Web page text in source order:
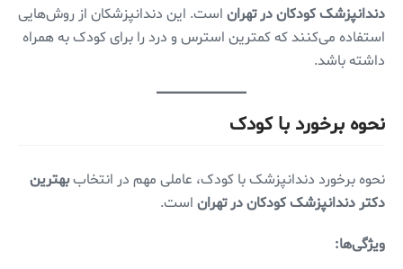
دندانپزشک کودکان در تهران است. این دندانپزشکان از روش‌هایی
استفاده می‌کنند که کمترین استرس و درد را برای کودک به همراه
داشته باشد.
نحوه برخورد با کودک
نحوه برخورد دندانپزشک با کودک، عاملی مهم در انتخاببهترین
دکتر دندانپزشک کودکان در تهران است.
ویژگی‌ها: